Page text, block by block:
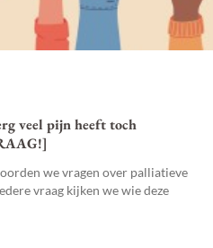
veel pijn heeft toch
we vragen over palliatieve
vraag kijken we wie deze